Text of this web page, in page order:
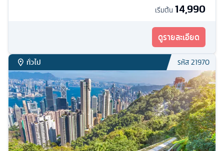
เริ่มต้น 14,990
ดูรายละเอียด
ทั่วไป รหัส21970